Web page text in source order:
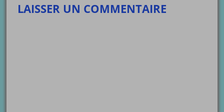
LAISSER UN COMMENTAIRE